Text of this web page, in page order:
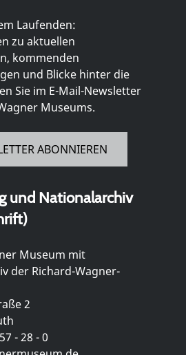
Laufenden:
zu aktuellen
kommenden
und Blicke hinter die
Sie im E-Mail-Newsletter
Museums.
ABONNIEREN
und Nationalarchiv
Museum mit
der Richard-Wagner-
2
- 28 - 0